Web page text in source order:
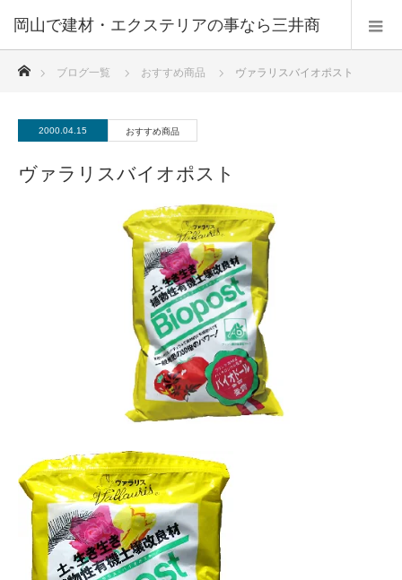
ブログ一覧 おすすめ商品 ヴァラリスバイオポスト
2000.04.15 おすすめ商品
ヴァラリスバイオポスト